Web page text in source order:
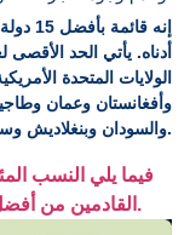
إنه
أدناه. يأتي الحد
الولايات المتحدة
وأفغانستان وعمان
والسودان وبنغلاديش وسريلانكا والمملكة العربية السعودية.
فيما يلي النسب
القادمين من أفضل 15 دولة إلى الهند لـ السايبرنايف علاج.